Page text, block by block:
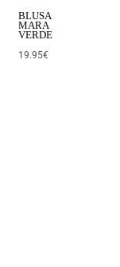
BLUSA
MARA
VERDE
19.95€